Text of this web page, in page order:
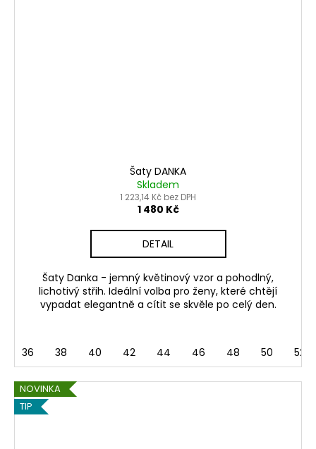
Šaty DANKA
Skladem
1 223,14 Kč bez DPH
1 480 Kč
DETAIL
Šaty Danka - jemný květinový vzor a pohodlný,
lichotivý střih. Ideální volba pro ženy, které chtějí
vypadat elegantně a cítit se skvěle po celý den.
36 38 40 42 44 46 48 50 52
NOVINKA
TIP